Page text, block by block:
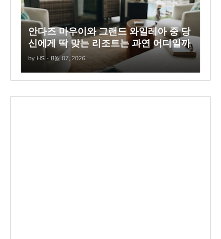
안다즈 마우이와 그랜드 와일레아 중 당
신에게 딱 맞는 리조트는 과연 어디일까
by HS - 8월 07, 2026